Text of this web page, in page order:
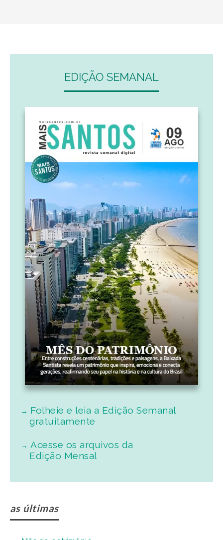
EDIÇÃO SEMANAL
Folheie e leia a Edição Semanal
gratuitamente
Acesse os arquivos da
Edição Mensal
as últimas